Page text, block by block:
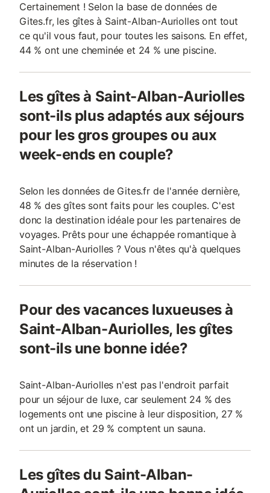
Certainement ! Selon la base de données de
Gites.fr, les gîtes à Saint-Alban-Auriolles ont tout
ce qu'il vous faut, pour toutes les saisons. En effet,
44 % ont une cheminée et 24 % une piscine.
Les gîtes à Saint-Alban-Auriolles
sont-ils plus adaptés aux séjours
pour les gros groupes ou aux
week-ends en couple?
Selon les données de Gites.fr de l'année dernière,
48 % des gîtes sont faits pour les couples. C'est
donc la destination idéale pour les partenaires de
voyages. Prêts pour une échappée romantique à
Saint-Alban-Auriolles ? Vous n'êtes qu'à quelques
minutes de la réservation !
Pour des vacances luxueuses à
Saint-Alban-Auriolles, les gîtes
sont-ils une bonne idée?
Saint-Alban-Auriolles n'est pas l'endroit parfait
pour un séjour de luxe, car seulement 24 % des
logements ont une piscine à leur disposition, 27 %
ont un jardin, et 29 % comptent un sauna.
Les gîtes du Saint-Alban-